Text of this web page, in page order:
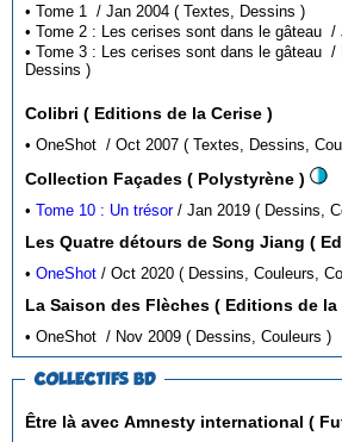
• Tome 1 / Jan 2004 ( Textes, Dessins )
• Tome 3 : Les cerises sont dans le gâteau / Fév 2009 ( Textes,
Dessins )
Colibri ( Editions de la Cerise )
• OneShot / Oct 2007 ( Textes,
Collection Façades ( Polystyrène )
•Tome 10 : Un trésor / Jan 2019 (
Les
•OneShot / Oct 2020 ( Dessins,
La Saison des Flèches (
• OneShot / Nov 2009 ( Dessins, Couleurs )
COLLECTIFS BD
Être là avec Amnesty international (